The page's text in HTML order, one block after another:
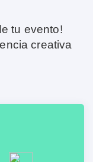
tu evento!
creativa